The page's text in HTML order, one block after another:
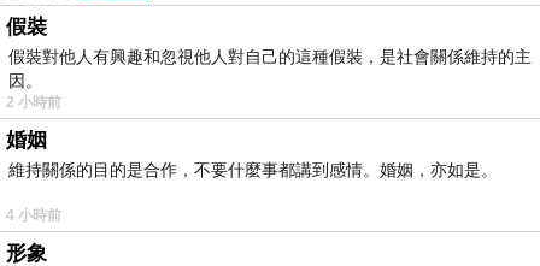
假裝
假裝對他人有興趣和忽視他人對自己的這種假裝，是社會關係維持的主
因。
2 小時前
婚姻
維持關係的目的是合作，不要什麼事都講到感情。婚姻，亦如是。
4 小時前
形象